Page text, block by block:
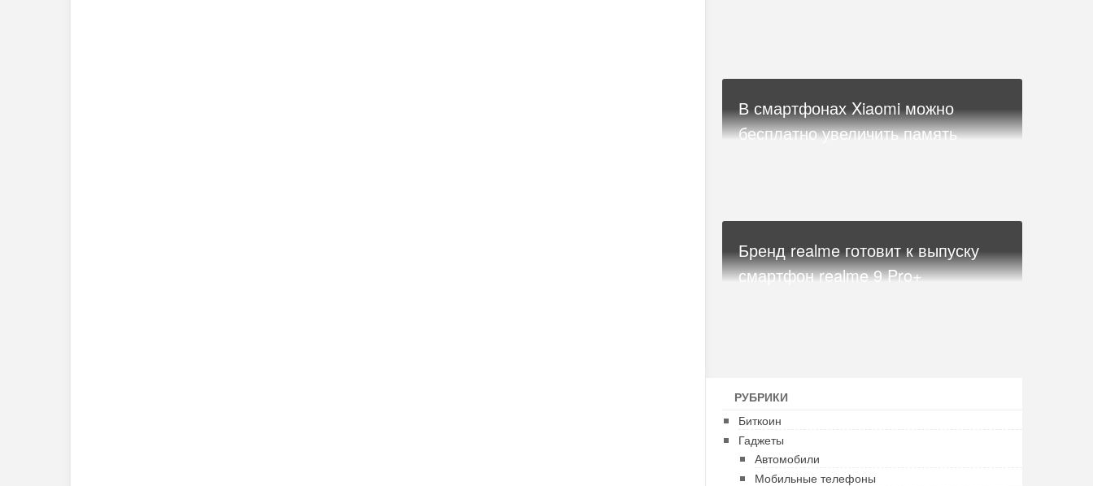
В смартфонах Xiaomi можно
бесплатно увеличить память
Бренд realme готовит к выпуску
смартфон realme 9 Pro+
РУБРИКИ
Биткоин
Гаджеты
Автомобили
Мобильные телефоны